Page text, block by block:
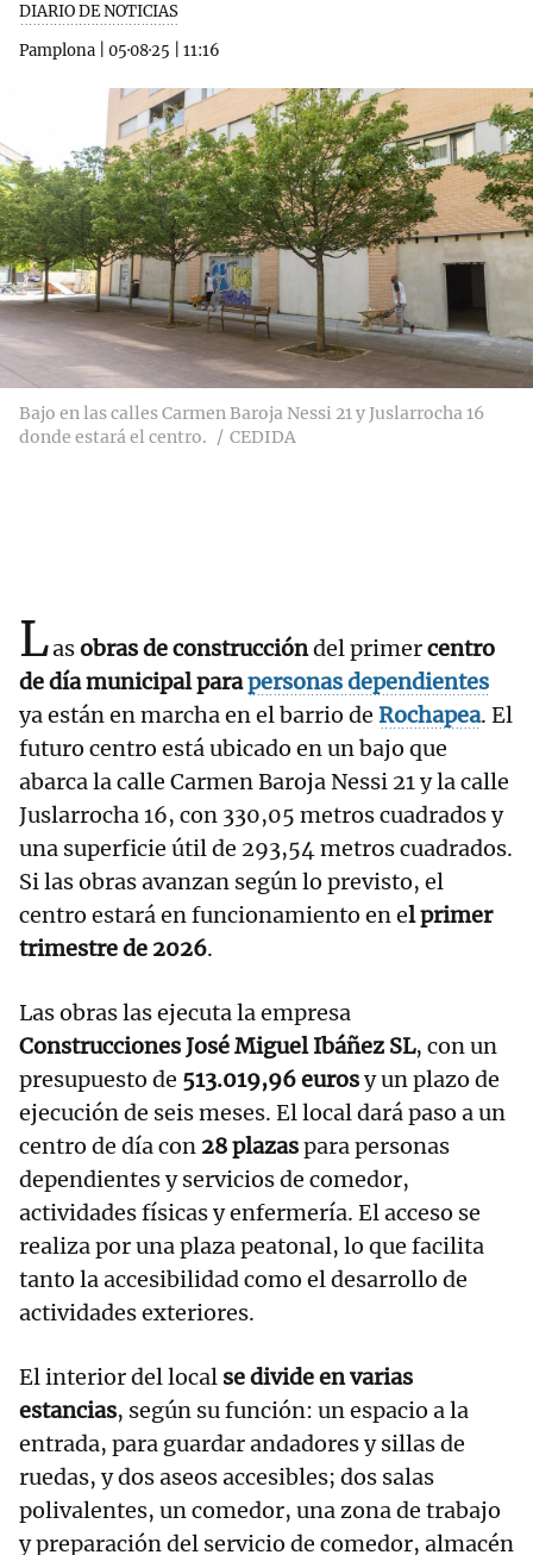
DIARIO DE NOTICIAS
Pamplona
05·08·25 11:16
Bajo en las calles Carmen Baroja Nessi 21 y Juslarrocha 16
donde estará el centro.
CEDIDA
Lasobras de construccióndel primercentro
de día municipal parapersonas dependientes
ya están en marcha en el barrio de Rochapea. El
futuro centro está ubicado en un bajo que
abarca la calle Carmen Baroja Nessi 21 y la calle
Juslarrocha 16, con 330,05 metros cuadrados y
una superficie útil de 293,54 metros cuadrados.
Si las obras avanzan según lo previsto, el
centro estará en funcionamiento en el primer
trimestre de 2026.
Las obras las ejecuta la empresa
Construcciones José Miguel Ibáñez SL, con un
presupuesto de 513.019,96 eurosy un plazo de
ejecución de seis meses. El local dará paso a un
centro de día con 28 plazaspara personas
dependientes y servicios de comedor,
actividades físicas y enfermería. El acceso se
realiza por una plaza peatonal, lo que facilita
tanto la accesibilidad como el desarrollo de
actividades exteriores.
El interior del local se divide en varias
estancias, según su función: un espacio a la
entrada, para guardar andadores y sillas de
ruedas, y dos aseos accesibles; dos salas
polivalentes, un comedor, una zona de trabajo
y preparación del servicio de comedor, almacén